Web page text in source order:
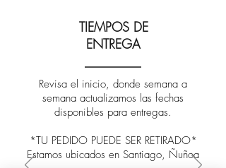
TIEMPOS DE
ENTREGA
Revisa el inicio, donde semana a
semana actualizamos las fechas
disponibles para entregas.
*TU PEDIDO PUEDE SER RETIRADO*
Estamos ubicados en Santiago, Ñuñoa